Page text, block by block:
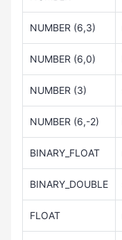
NUMBER (6,3)
NUMBER (6,0)
NUMBER (3)
NUMBER (6,-2)
BINARY_FLOAT
BINARY_DOUBLE
FLOAT